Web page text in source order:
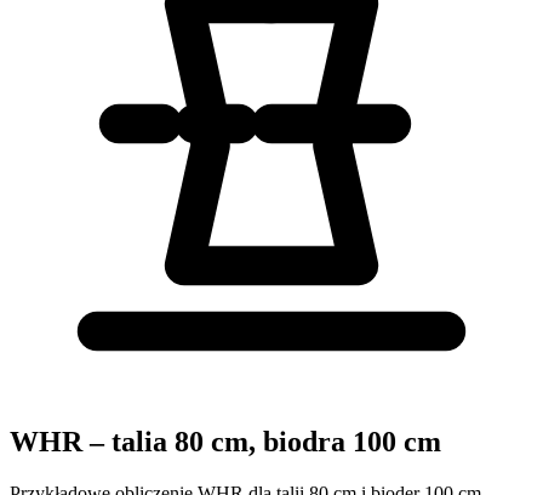
WHR – talia 80 cm, biodra 100 cm